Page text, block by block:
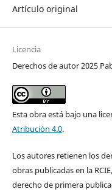
Artículo original
Licencia
Derechos de autor 2025
Esta obra está bajo una
Atribución 4.0.
Los autores retienen los
obras publicadas en la
derecho de primera